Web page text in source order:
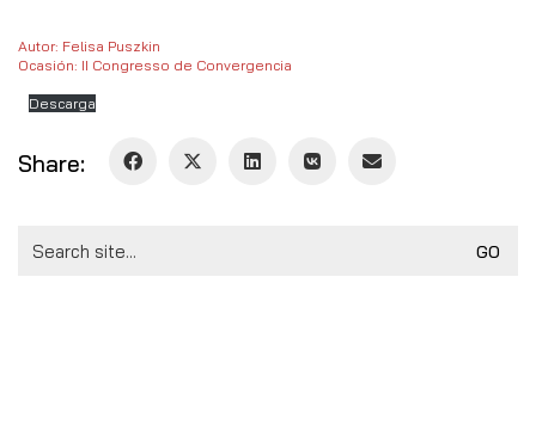
Autor: Felisa Puszkin
Ocasión: II Congresso de Convergencia
Descarga
Share:
for: